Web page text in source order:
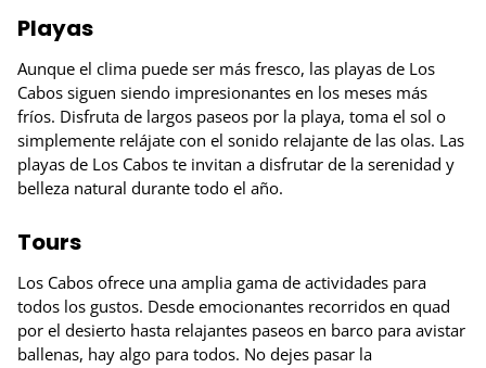
Playas
Aunque el clima puede ser más fresco, las playas de Los
Cabos siguen siendo impresionantes en los meses más
fríos. Disfruta de largos paseos por la playa, toma el sol o
simplemente relájate con el sonido relajante de las olas. Las
playas de Los Cabos te invitan a disfrutar de la serenidad y
belleza natural durante todo el año.
Tours
Los Cabos ofrece una amplia gama de actividades para
todos los gustos. Desde emocionantes recorridos en quad
por el desierto hasta relajantes paseos en barco para avistar
ballenas, hay algo para todos. No dejes pasar la